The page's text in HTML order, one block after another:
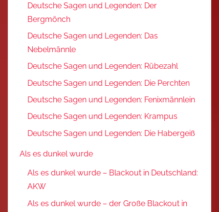
Deutsche Sagen und Legenden: Der
Bergmönch
Deutsche Sagen und Legenden: Das
Nebelmännle
Deutsche Sagen und Legenden: Rübezahl
Deutsche Sagen und Legenden: Die Perchten
Deutsche Sagen und Legenden: Fenixmännlein
Deutsche Sagen und Legenden: Krampus
Deutsche Sagen und Legenden: Die Habergeiß
Als es dunkel wurde
Als es dunkel wurde – Blackout in Deutschland:
AKW
Als es dunkel wurde – der Große Blackout in